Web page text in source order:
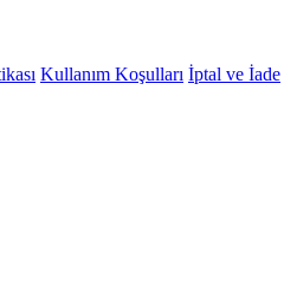
Kullanım Koşulları İptal ve İade